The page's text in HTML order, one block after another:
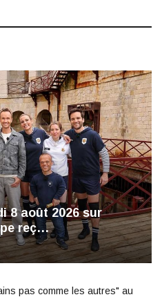
8 août 2026 sur
reç…
pas comme les autres" au